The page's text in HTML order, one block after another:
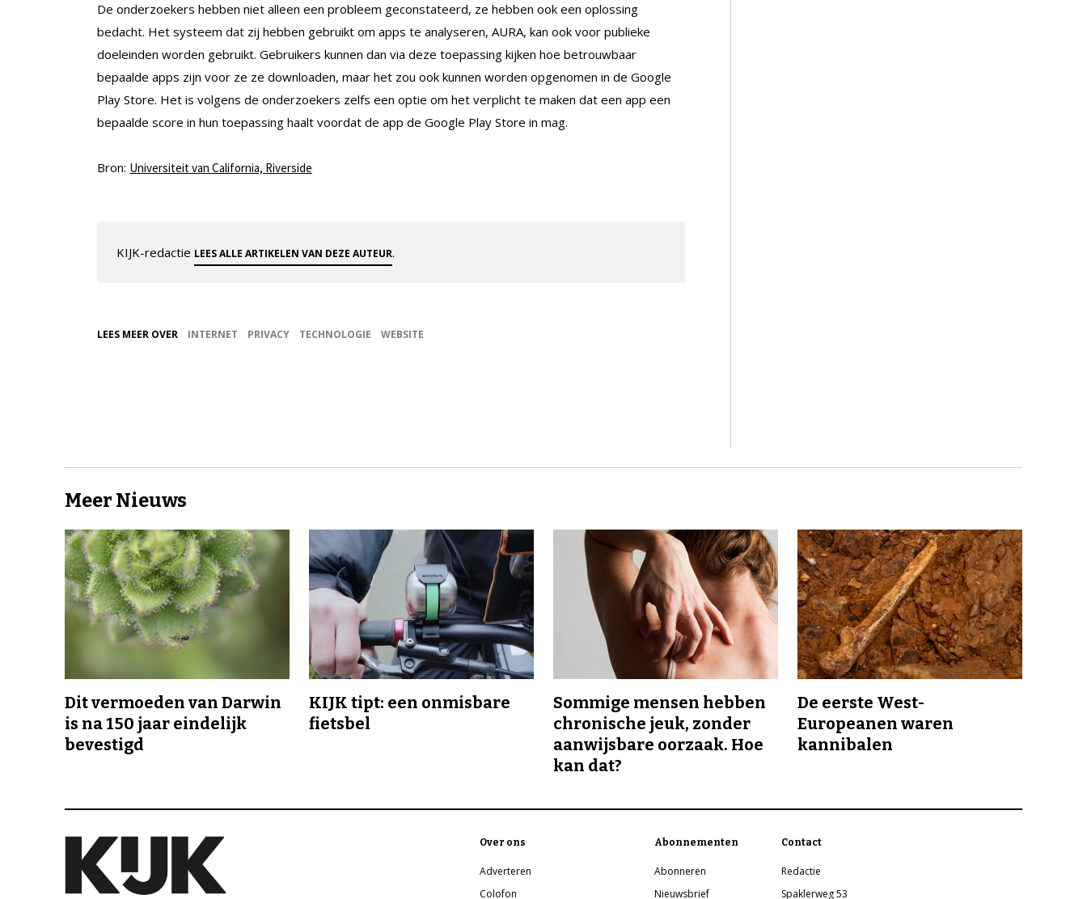
De onderzoekers hebben niet alleen een probleem geconstateerd, ze hebben ook een oplossing
bedacht. Het systeem dat zij hebben gebruikt om apps te analyseren, AURA, kan ook voor publieke
doeleinden worden gebruikt. Gebruikers kunnen dan via deze toepassing kijken hoe betrouwbaar
bepaalde apps zijn voor ze ze downloaden, maar het zou ook kunnen worden opgenomen in de Google
Play Store. Het is volgens de onderzoekers zelfs een optie om het verplicht te maken dat een app een
bepaalde score in hun toepassing haalt voordat de app de Google Play Store in mag.
Bron: Universiteit van California, Riverside
KIJK-redactie LEES ALLE ARTIKELEN VAN DEZE AUTEUR.
LEES MEER OVER INTERNET PRIVACY TECHNOLOGIE WEBSITE
Meer Nieuws
Dit vermoeden van Darwin
is na 150 jaar eindelijk
bevestigd
KIJK tipt: een onmisbare
fietsbel
Sommige mensen hebben
chronische jeuk, zonder
aanwijsbare oorzaak. Hoe
kan dat?
De eerste West-
Europeanen waren
kannibalen
Over ons
Adverteren
Colofon
Abonnementen
Abonneren
Nieuwsbrief
Contact
Redactie
Spaklerweg 53